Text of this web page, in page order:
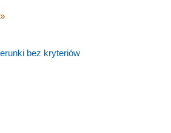
bez kryteriów